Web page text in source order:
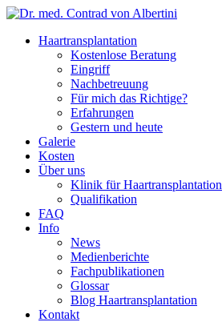
Haartransplantation
Kostenlose Beratung
Eingriff
Nachbetreuung
Für mich das Richtige?
Erfahrungen
Gestern und heute
Galerie
Kosten
Über uns
Klinik für Haartransplantation
Qualifikation
FAQ
Info
News
Medienberichte
Fachpublikationen
Glossar
Blog Haartransplantation
Kontakt